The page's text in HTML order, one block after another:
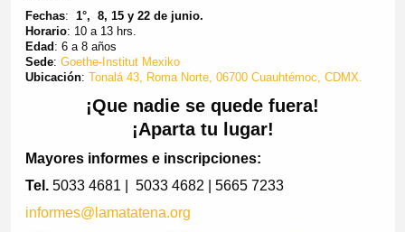
Fechas: 1°, 8, 15 y 22 de junio.
Horario: 10 a 13 hrs.
Edad : 6 a 8 años
Sede: Goethe-Institut Mexiko
Ubicación: Tonalá 43, Roma Norte, 06700 Cuauhtémoc, CDMX.
¡Que nadie se quede fuera!
¡Aparta tu lugar!
Mayores informes e inscripciones:
Tel.5033 4681 | 5033 4682 | 5665 7233
informes@lamatatena.org